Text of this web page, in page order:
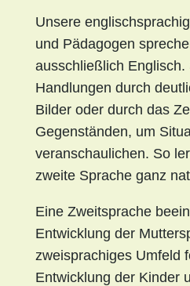
Unsere
und Pädagogen
ausschließlich
Handlungen durch
Bilder oder durch das
Gegenständen, um
veranschaulichen. So
zweite Sprache ganz
Eine Zweitsprache
Entwicklung der
zweisprachiges Umfeld
Entwicklung der Kinder